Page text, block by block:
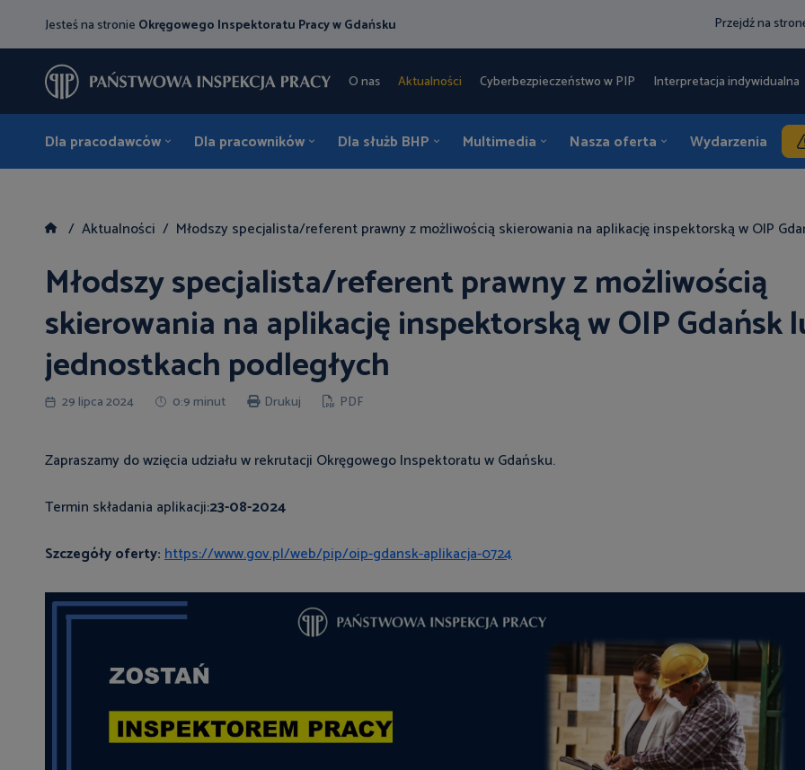
Jesteś na stronie Okręgowego Inspektoratu Pracy w Gdańsku Przejdź na
O nas Aktualności Cyberbezpieczeństwo w PIP Interpretacja indywidualna
Dla pracodawców Dla pracowników Dla służb BHP Multimedia Nasza oferta Wydarzenia
Aktualności Młodszy specjalista/referent prawny z możliwością skierowania na aplikację inspektorską w OIP
Młodszy specjalista/referent prawny z możliwością
skierowania na aplikację inspektorską w OIP Gdańsk
jednostkach podległych
29 lipca 2024 0:9 minut Drukuj PDF
Zapraszamy do wzięcia udziału w rekrutacji Okręgowego Inspektoratu w Gdańsku.
Termin składania aplikacji:23-08-2024
Szczegóły oferty:https://www.gov.pl/web/pip/oip-gdansk-aplikacja-0724